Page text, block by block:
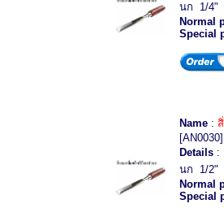
นก 1/4"
Normal
Special
Name :
[AN0030]
Details :
นก 1/2"
Normal
Special